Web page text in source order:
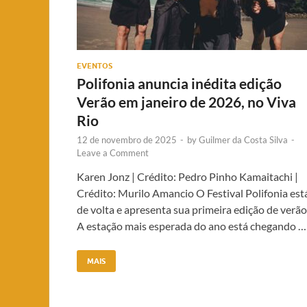
EVENTOS
Polifonia anuncia inédita edição
Verão em janeiro de 2026, no Viva
Rio
12 de novembro de 2025 - byGuilmer da Costa Silva -
Leave a Comment
Karen Jonz | Crédito: Pedro Pinho Kamaitachi |
Crédito: Murilo Amancio O Festival Polifonia
de volta e apresenta sua primeira edição de
A estação mais esperada do ano está chegando …
MAIS